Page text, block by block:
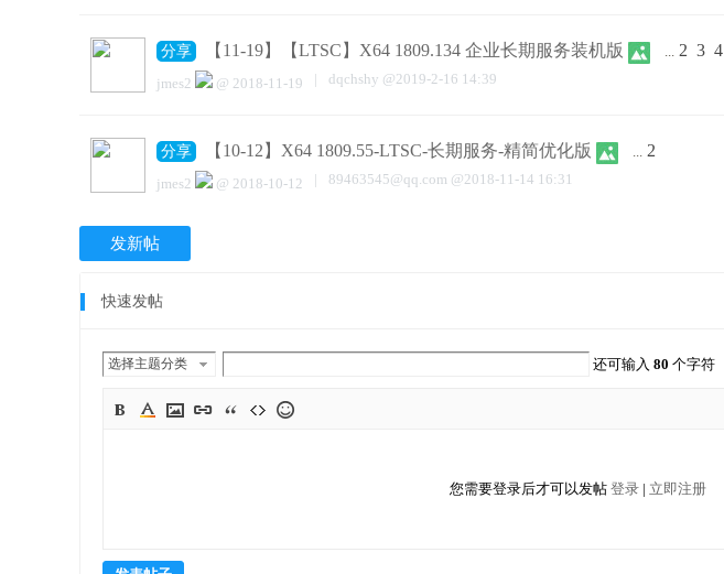
分享 【11-19】【LTSC】X64 1809.134 企业长期服务装机版 2 3 4
jmes2 @ 2018-11-19 | dqchshy @2019-2-16 14:39
分享 【10-12】X64 1809.55-LTSC-长期服务-精简优化版 2
jmes2 @ 2018-10-12 | 89463545@qq.com @2018-11-14 16:31
发新帖
快速发帖
选择主题分类 还可输入80 个字符
您需要登录后才可以发帖 登录 | 立即注册